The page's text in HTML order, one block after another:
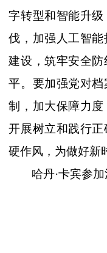
字转型和智能升
伐，加强人工智
建设，筑牢安全
平。要加强党对
制，加大保障力
开展树立和践行
硬作风，为做好新
哈丹·卡宾参加